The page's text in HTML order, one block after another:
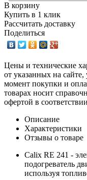
В корзину
Купить в 1 клик
Рассчитать доставку
Поделиться
Цены и технические
от указанных на сайте,
момент покупки и
товарах носит
офертой в
Описание
Характеристики
Отзывы о товаре
Calix RE 241 -
подогреватель
используя